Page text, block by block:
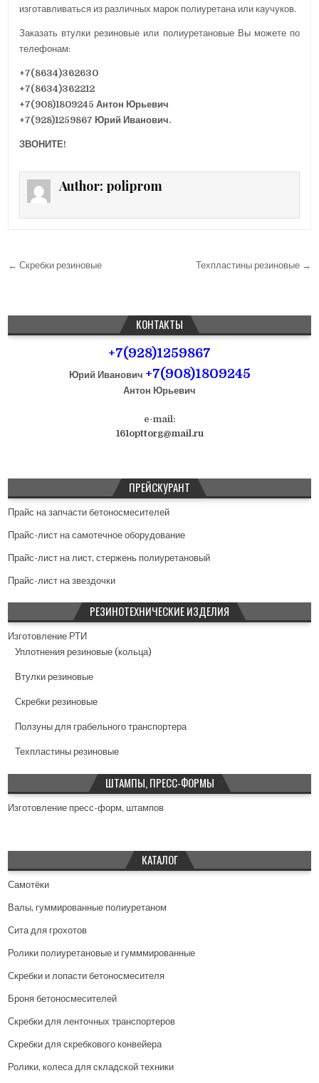
изготавливаться из различных марок полиуретана или каучуков.
Заказать втулки резиновые или полиуретановые Вы можете по
телефонам:
+7(8634)362630
+7(8634)362212
+7(908)1809245 Антон Юрьевич
+7(928)1259867 Юрий Иванович.
ЗВОНИТЕ!
Author: poliprom
в
и
о
з
а
п
и
с
я
м
← Скребки резиновые Техпластины резиновые →
КОНТАКТЫ
+7(928)1259867
Юрий Иванович +7(908)1809245
Антон Юрьевич
e-mail:
161opttorg@mail.ru
ПРЕЙСКУРАНТ
Прайс на запчасти бетоносмесителей
Прайс-лист на самотечное оборудование
Прайс-лист на лист, стержень полиуретановый
Прайс-лист на звездочки
РЕЗИНОТЕХНИЧЕСКИЕ ИЗДЕЛИЯ
Изготовление РТИ
Уплотнения резиновые (кольца)
Втулки резиновые
Скребки резиновые
Ползуны для грабельного транспортера
Техпластины резиновые
ШТАМПЫ, ПРЕСС-ФОРМЫ
Изготовление пресс-форм, штампов
КАТАЛОГ
Самотёки
Валы, гуммированные полиуретаном
Сита для грохотов
Ролики полиуретановые и гумммированные
Скребки и лопасти бетоносмесителя
Броня бетоносмесителей
Скребки для ленточных транспортеров
Скребки для скребкового конвейера
Ролики, колеса для складской техники